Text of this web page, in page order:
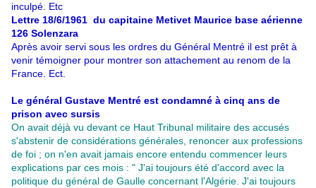
inculpé. Etc
Lettre 18/6/1961 du capitaine Metivet Maurice base aérienne
126 Solenzara
Après avoir servi sous les ordres du Général Mentré il est prêt à
venir témoigner pour montrer son attachement au renom de la
France. Ect.
Le général Gustave Mentré est condamné à cinq ans de
prison avec sursis
On avait déjà vu devant ce Haut Tribunal militaire des accusés
s'abstenir de considérations générales, renoncer aux professions
de foi ; on n'en avait jamais encore entendu commencer leurs
explications par ces mois : " J'ai toujours été d'accord avec la
politique du général de Gaulle concernant l'Algérie. J'ai toujours